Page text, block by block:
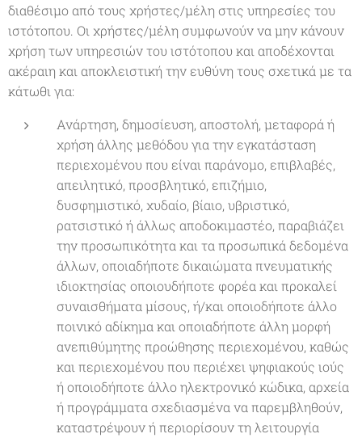
διαθέσιμο από τους χρήστες/μέλη στις υπηρεσίες του
ιστότοπου. Οι χρήστες/μέλη συμφωνούν να μην κάνουν
χρήση των υπηρεσιών του ιστότοπου και αποδέχονται
ακέραιη και αποκλειστική την ευθύνη τους σχετικά με τα
κάτωθι για:
Ανάρτηση, δημοσίευση, αποστολή, μεταφορά ή
χρήση άλλης μεθόδου για την εγκατάσταση
περιεχομένου που είναι παράνομο, επιβλαβές,
απειλητικό, προσβλητικό, επιζήμιο,
δυσφημιστικό, χυδαίο, βίαιο, υβριστικό,
ρατσιστικό ή άλλως αποδοκιμαστέο, παραβιάζει
την προσωπικότητα και τα προσωπικά δεδομένα
άλλων, οποιαδήποτε δικαιώματα πνευματικής
ιδιοκτησίας οποιουδήποτε φορέα και προκαλεί
συναισθήματα μίσους, ή/και οποιοδήποτε άλλο
ποινικό αδίκημα και οποιαδήποτε άλλη μορφή
ανεπιθύμητης προώθησης περιεχομένου, καθώς
και περιεχομένου που περιέχει ψηφιακούς ιούς
ή οποιοδήποτε άλλο ηλεκτρονικό κώδικα, αρχεία
ή προγράμματα σχεδιασμένα να παρεμβληθούν,
καταστρέψουν ή περιορίσουν τη λειτουργία